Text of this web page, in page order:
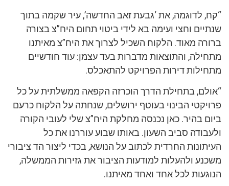
“קח, לדוגמה, את ‘גבעת זאב החדשה’, עיר שקמה בתוך
שנתיים וחצי ועימה בא לידי ביטוי תחום היח”צ בצורה
ברורה מאוד. הלקוח השכיל לצרוך את היח”צ מאיתנו
מתחילה, והתוצאות מדברות בעד עצמן: עוד חודשיים
מתחילות דירות הפרויקט להתאכלס.
“אולם, בתחילת הדרך הוכרזה הקפאה ממשלתית על כל
פרויקטי הבינוי בעוטף ירושלים, שנחתה על הלקוח כרעם
ביום בהיר. כאן נכנסה מחלקת היח”צ שלי לעובי הקורה
ולעבודה סביב השעון. באותו שבוע עוררנו את כל
העיתונות החרדית לכתוב על הנושא, בכדי ליצור הד ציבורי
משכנע ולהעלות למודעות הציבור את גזירות הממשלה,
הנוגעות לכל אחד ואחד מאיתנו.